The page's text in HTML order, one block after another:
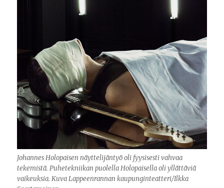
Johannes Holopaisen näyttelijäntyö oli fyysisesti vahvaa
tekemistä. Puhetekniikan puolella Holopaisella oli yllättäviä
vaikeuksia. Kuva Lappeenrannan kaupunginteatteri/Ilkka